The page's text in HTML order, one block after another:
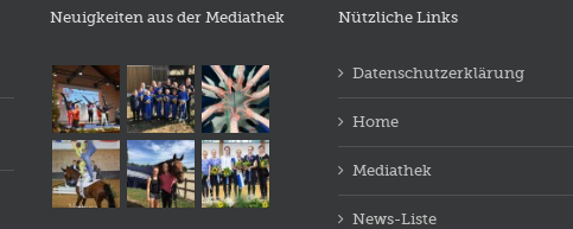
Neuigkeiten aus der Mediathek Nützliche Links
Datenschutzerklärung
Home
Mediathek
News-Liste